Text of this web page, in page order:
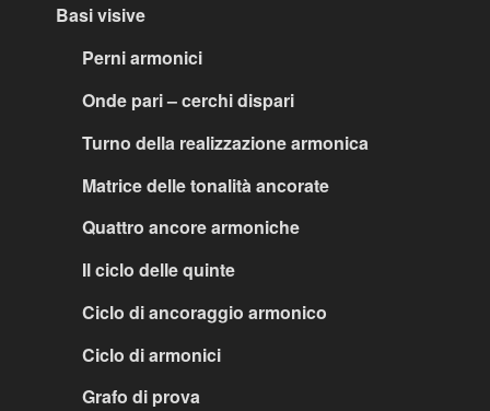
Basi visive
Perni armonici
Onde pari – cerchi dispari
Turno della realizzazione armonica
Matrice delle tonalità ancorate
Quattro ancore armoniche
Il ciclo delle quinte
Ciclo di ancoraggio armonico
Ciclo di armonici
Grafo di prova